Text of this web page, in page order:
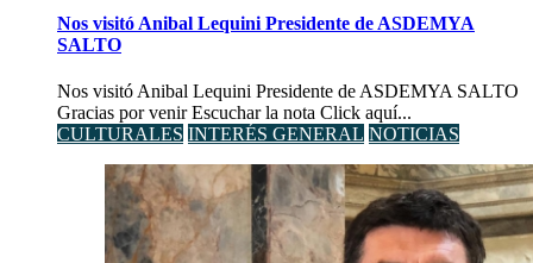
Nos visitó Anibal Lequini Presidente de ASDEMYA
SALTO
Nos visitó Anibal Lequini Presidente de ASDEMYA SALTO
Gracias por venir Escuchar la nota Click aquí...
CULTURALES INTERÉS GENERAL NOTICIAS